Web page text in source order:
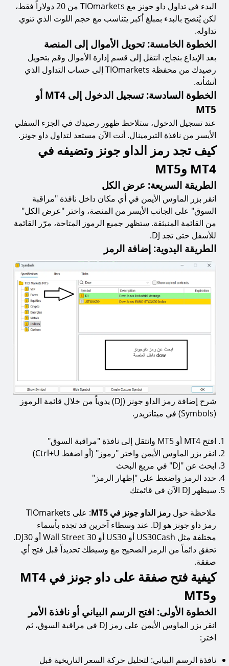
البدء في تداول داو جونز مع TIOmarkets من 20 دولاراً فقط،
لكن يُنصح بالبدء بمبلغ أكبر يتناسب مع حجم اللوت الذي تنوي
تداوله.
الخطوة الخامسة: تحويل الأموال إلى المنصة
بعد الإيداع بنجاح، انتقل إلى قسم إدارة الأموال وقم بتحويل
رصيدك من محفظة TIOmarkets إلى حساب التداول الذي
أنشأته.
الخطوة السادسة: تسجيل الدخول إلى MT4 أو
MT5
عند تسجيل الدخول، ستلاحظ ظهور رصيدك في الجزء السفلي
الأيسر من نافذة التيرمينال. أنت الآن مستعد لتداول داو جونز.
كيف تجد رمز الداو جونز وتضيفه في
MT4 وMT5
الطريقة السريعة: عرض الكل
انقر بزر الماوس الأيمن في أي مكان داخل نافذة "مراقبة
السوق" على الجانب الأيسر من المنصة، واختر "عرض الكل"
من القائمة المنبثقة. ستظهر جميع الرموز المتاحة، مرّر القائمة
للأسفل حتى تجد DJ.
الطريقة اليدوية: إضافة الرمز
شرح إضافة رمز الداو جونز (DJ) يدوياً من خلال قائمة الرموز
(Symbols) في ميتاتريدر.
افتح MT4 أو MT5 وانتقل إلى نافذة "مراقبة السوق"
انقر بزر الماوس الأيمن واختر "رموز" (أو اضغط Ctrl+U)
ابحث عن "DJ" في مربع البحث
حدد الرمز واضغط على "إظهار الرمز"
سيظهر DJ الآن في قائمتك
ملاحظة حول رمز الداو جونز في MT5
: على TIOmarkets
رمز داو جونز هو DJ. عند وسطاء آخرين قد تجده بأسماء
مختلفة مثل US30Cash أو US30 أو Wall Street 30 أو DJ30.
تحقق دائماً من الرمز الصحيح مع وسيطك تحديداً قبل فتح أي
صفقة.
كيفية فتح صفقة على داو جونز في MT4
وMT5
الخطوة الأولى: افتح الرسم البياني أو نافذة الأمر
انقر بزر الماوس الأيمن على رمز DJ في مراقبة السوق، ثم
اختر:
نافذة الرسم البياني: لتحليل حركة السعر التاريخية قبل